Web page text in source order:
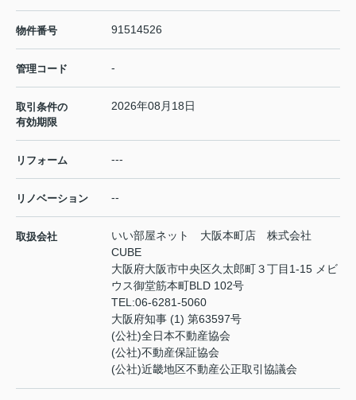
物件番号 91514526
管理コード -
取引条件の
有効期限
2026年08月18日
リフォーム ---
リノベーション --
取扱会社
いい部屋ネット 大阪本町店 株式会社
CUBE
大阪府大阪市中央区久太郎町３丁目1-15 メビ
ウス御堂筋本町BLD 102号
TEL:06-6281-5060
大阪府知事 (1) 第63597号
(公社)全日本不動産協会
(公社)不動産保証協会
(公社)近畿地区不動産公正取引協議会